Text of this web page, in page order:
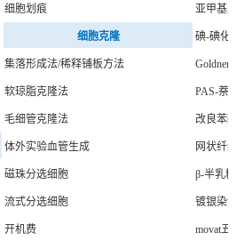
细胞划痕 亚甲基
细胞克隆 碘-碘化
集落形成法/稀释铺板方法 Goldner
软琼脂克隆法 PAS-萘
毛细管克隆法 改良苯
体外实验血管生成 网状纤
磁珠分选细胞 β-半乳
流式分选细胞 镀银染色
开机费 movat五